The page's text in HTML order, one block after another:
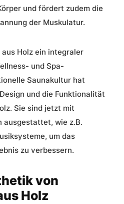
und fördert zudem die
der Muskulatur.
Holz ein integraler
und Spa-
Saunakultur hat
und die Funktionalität
Sie sind jetzt mit
ausgestattet, wie z.B.
um das
zu verbessern.
von
Holz